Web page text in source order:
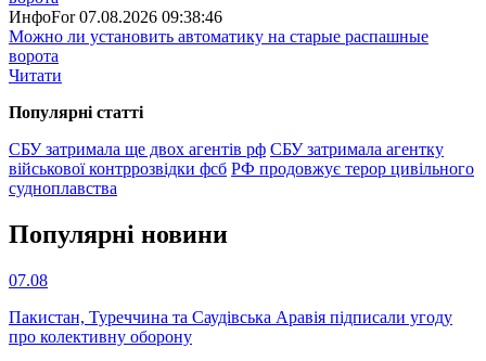
ИнфоFor 07.08.2026 09:38:46
Можно ли установить автоматику на старые распашные
ворота
Читати
Популярнi статтi
СБУ затримала ще двох агентів рф СБУ затримала агентку
військової контррозвідки фсб РФ продовжує терор цивільного
судноплавства
Популярнi новини
07.08
Пакистан, Туреччина та Саудівська Аравія підписали угоду
про колективну оборону